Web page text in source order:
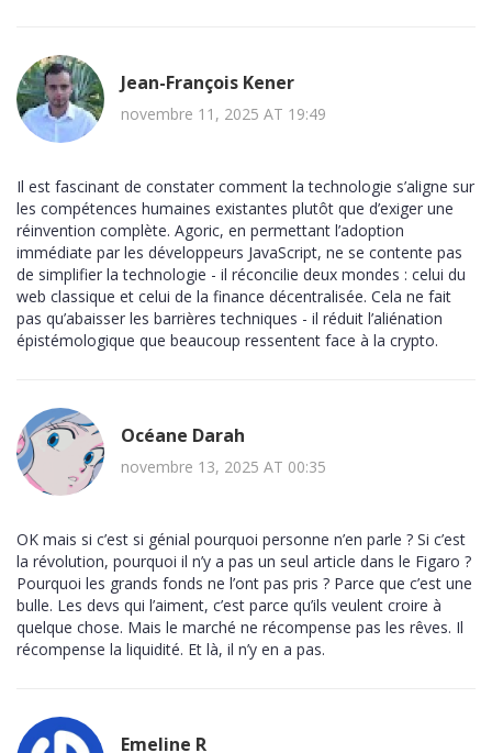
Jean-François Kener
novembre 11, 2025 AT 19:49
Il est fascinant de constater comment la technologie s’aligne sur
les compétences humaines existantes plutôt que d’exiger une
réinvention complète. Agoric, en permettant l’adoption
immédiate par les développeurs JavaScript, ne se contente pas
de simplifier la technologie - il réconcilie deux mondes : celui du
web classique et celui de la finance décentralisée. Cela ne fait
pas qu’abaisser les barrières techniques - il réduit l’aliénation
épistémologique que beaucoup ressentent face à la crypto.
Océane Darah
novembre 13, 2025 AT 00:35
OK mais si c’est si génial pourquoi personne n’en parle ? Si c’est
la révolution, pourquoi il n’y a pas un seul article dans le Figaro ?
Pourquoi les grands fonds ne l’ont pas pris ? Parce que c’est une
bulle. Les devs qui l’aiment, c’est parce qu’ils veulent croire à
quelque chose. Mais le marché ne récompense pas les rêves. Il
récompense la liquidité. Et là, il n’y en a pas.
Emeline R